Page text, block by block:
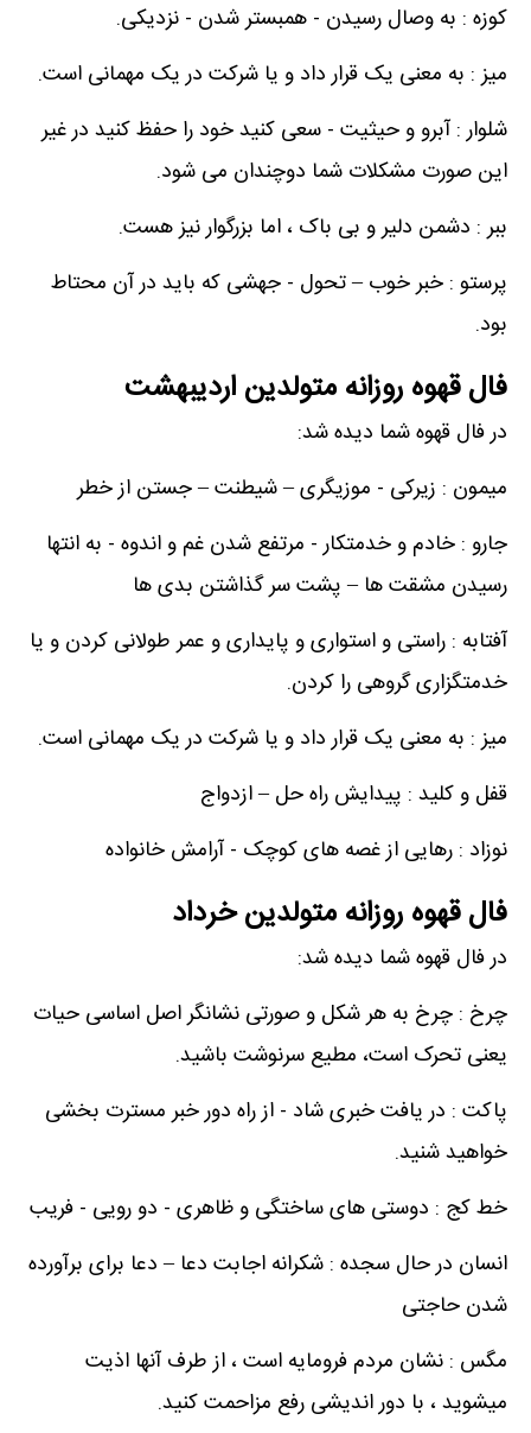
کوزه : به وصال رسیدن - همبستر شدن - نزدیکی.
میز : به معنی یک قرار داد و یا شرکت در یک مهمانی است.
شلوار : آبرو و حیثیت - سعی کنید خود را حفظ کنید در غیر
این صورت مشکلات شما دوچندان می شود.
ببر : دشمن دلیر و بی باک ، اما بزرگوار نیز هست.
پرستو : خبر خوب – تحول - جهشی که باید در آن محتاط
بود.
فال قهوه روزانه متولدین اردیبهشت
در فال قهوه شما دیده شد:
میمون : زیرکی - موزیگری – شیطنت – جستن از خطر
جارو : خادم و خدمتکار - مرتفع شدن غم و اندوه - به انتها
رسیدن مشقت ها – پشت سر گذاشتن بدی ها
آفتابه : راستی و استواری و پایداری و عمر طولانی کردن و یا
خدمتگزاری گروهی را کردن.
میز : به معنی یک قرار داد و یا شرکت در یک مهمانی است.
قفل و کلید : پیدایش راه حل – ازدواج
نوزاد : رهایی از غصه های کوچک - آرامش خانواده
فال قهوه روزانه متولدین خرداد
در فال قهوه شما دیده شد:
چرخ : چرخ به هر شکل و صورتی نشانگر اصل اساسی حیات
یعنی تحرک است، مطیع سرنوشت باشید.
پاکت : در یافت خبری شاد - از راه دور خبر مسترت بخشی
خواهید شنید.
خط کج : دوستی های ساختگی و ظاهری - دو رویی - فریب
انسان در حال سجده : شکرانه اجابت دعا – دعا برای برآورده
شدن حاجتی
مگس : نشان مردم فرومایه است ، از طرف آنها اذیت
میشوید ، با دور اندیشی رفع مزاحمت کنید.